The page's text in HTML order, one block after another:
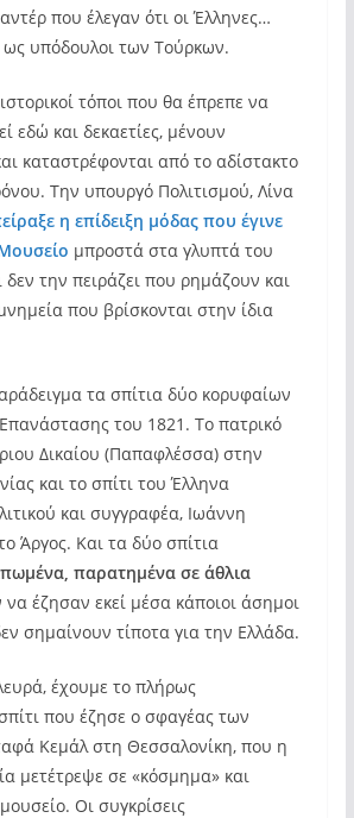
που έλεγαν ότι οι Έλληνες…
υπόδουλοι των Τούρκων.
τόποι που θα έπρεπε να
εδώ και δεκαετίες, μένουν
καταστρέφονται από το αδίστακτο
Την υπουργό Πολιτισμού, Λίνα
η επίδειξη μόδας που έγινε
μπροστά στα γλυπτά του
την πειράζει που ρημάζουν και
που βρίσκονται στην ίδια
τα σπίτια δύο κορυφαίων
του 1821. Το πατρικό
Δικαίου (Παπαφλέσσα) στην
και το σπίτι του Έλληνα
και συγγραφέα, Ιωάννη
Άργος. Και τα δύο σπίτια
παρατημένα σε άθλια
να έζησαν εκεί μέσα κάποιοι άσημοι
σημαίνουν τίποτα για την Ελλάδα.
έχουμε το πλήρως
που έζησε ο σφαγέας των
Κεμάλ στη Θεσσαλονίκη, που η
μετέτρεψε σε «κόσμημα» και
Οι συγκρίσεις